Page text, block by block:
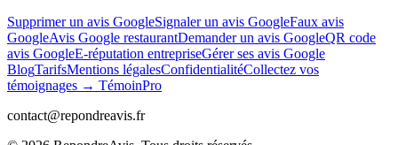
Supprimer un avis GoogleSignaler un avis GoogleFaux avis
GoogleAvis Google restaurantDemander un avis GoogleQR code
avis GoogleE-réputation entrepriseGérer ses avis Google
BlogTarifsMentions légalesConfidentialitéCollectez vos
témoignages → TémoinPro
contact@repondreavis.fr